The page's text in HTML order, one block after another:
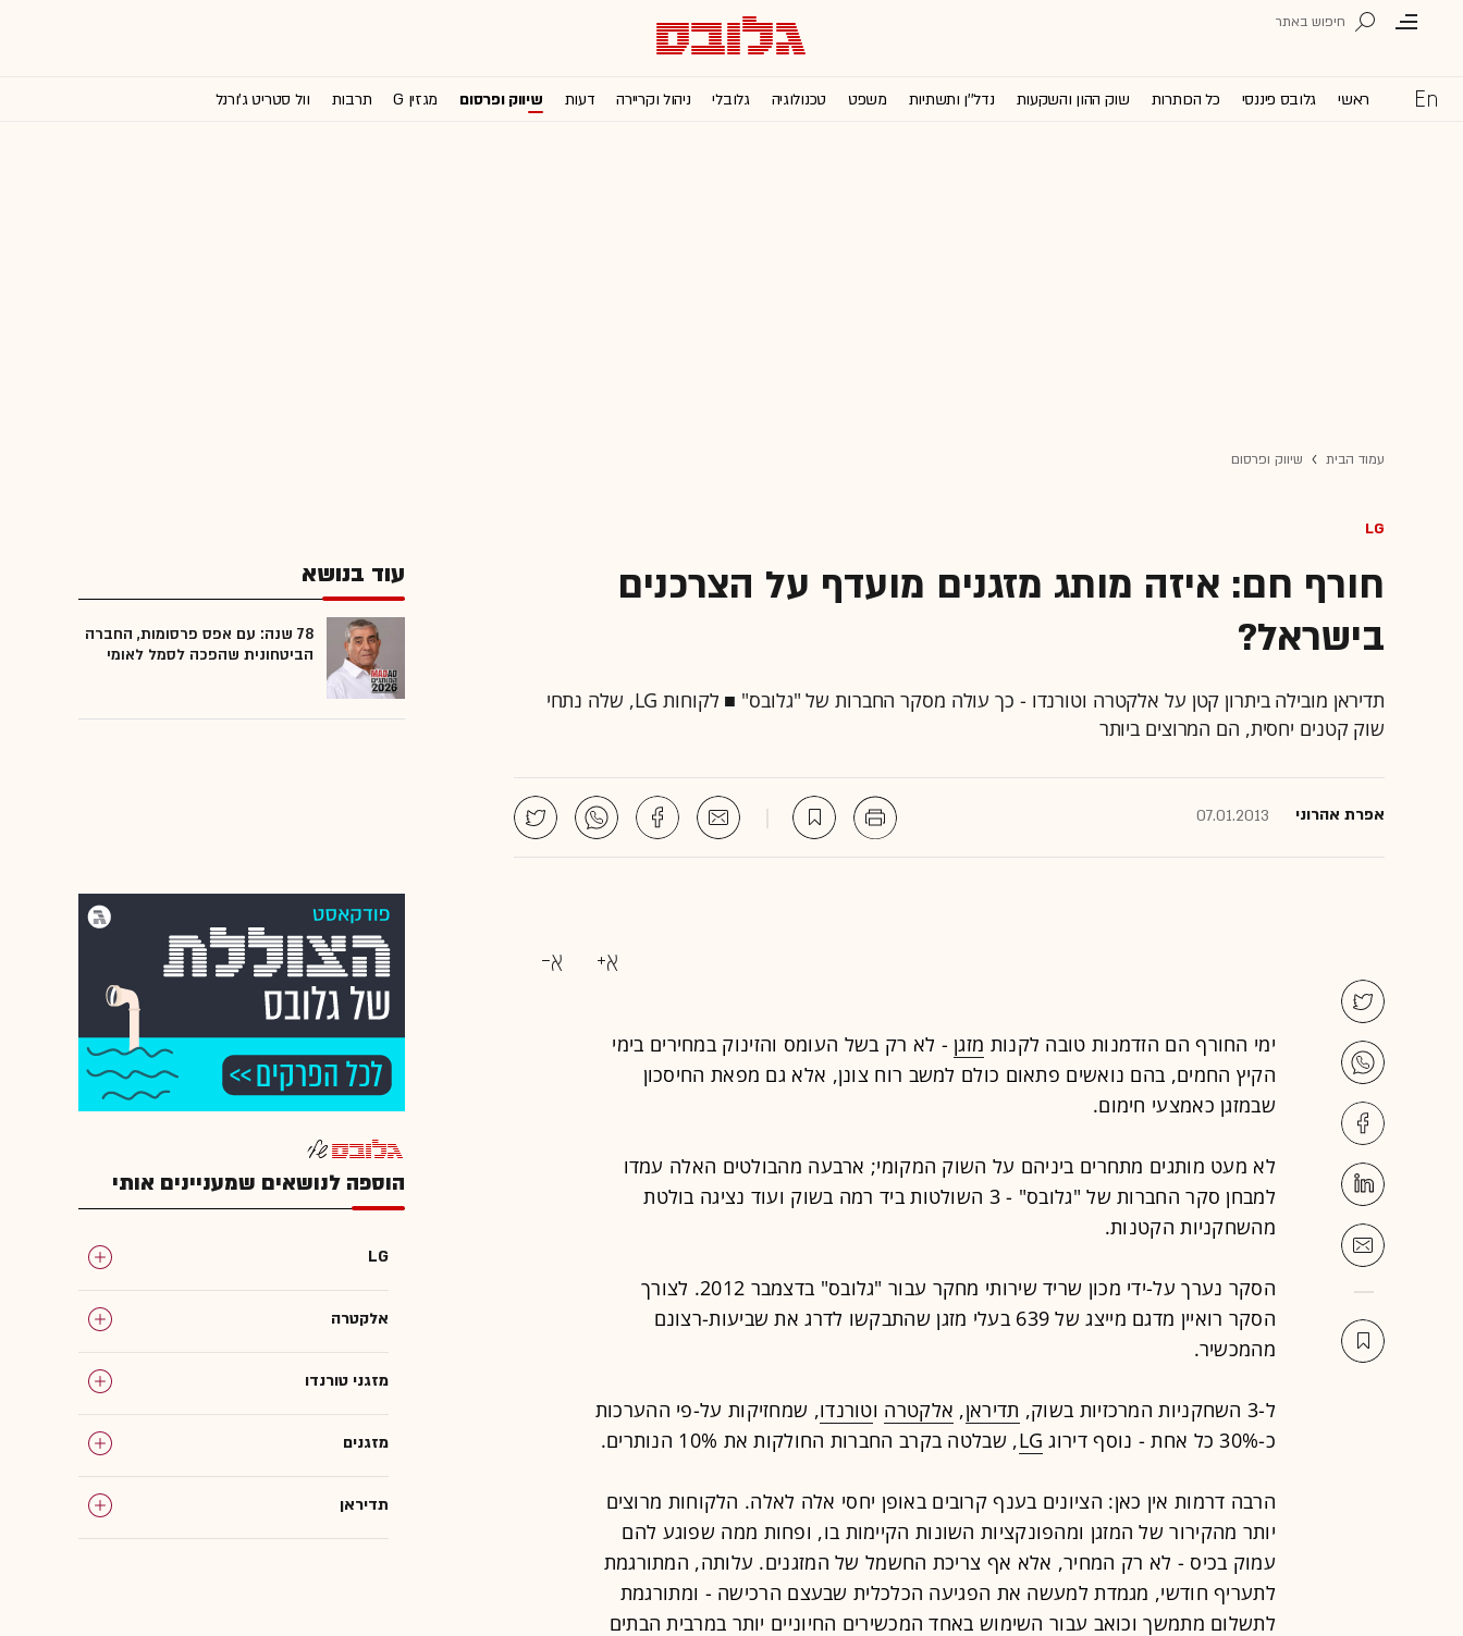
ראשי גלובס פיננסי כל הכותרות שוק ההון והשקעות נדל''ן ותשתיות משפט טכנולוגיה גלובלי ניהול וקריירה דעות שיווק ופרסום מגזין G תרבות וול סטריט ג'ורנל
עמוד הבית שיווק ופרסום
LG
חורף חם: איזה מותג מזגנים מועדף על הצרכנים
בישראל?
תדיראן מובילה ביתרון קטן על אלקטרה וטורנדו - כך עולה מסקר החברות של "גלובס" ■ לקוחות LG, שלה נתחי
שוק קטנים יחסית, הם המרוצים ביותר
אפרת אהרוני 07.01.2013
ימי החורף הם הזדמנות טובה לקנות מזגן - לא רק בשל העומס והזינוק במחירים בימי
הקיץ החמים, בהם נואשים פתאום כולם למשב רוח צונן, אלא גם מפאת החיסכון
שבמזגן כאמצעי חימום.
לא מעט מותגים מתחרים ביניהם על השוק המקומי; ארבעה מהבולטים האלה עמדו
למבחן סקר החברות
של "גלובס" - 3 השולטות ביד רמה בשוק ועוד נציגה בולטת
מהשחקניות הקטנות.
הסקר נערך על-ידי מכון שריד שירותי מחקר עבור "גלובס" בדצמבר 2012. לצורך
הסקר רואיין מדגם מייצג של 639 בעלי מזגן שהתבקשו לדרג את שביעות-רצונם
מהמכשיר.
ל-3 השחקניות המרכזיות בשוק, תדיראן, אלקטרה וטורנדו, שמחזיקות על-פי ההערכות
כ-30% כל אחת - נוסף דירוג
LG, שבלטה בקרב החברות החולקות את 10% הנותרים.
הרבה דרמות אין כאן: הציונים בענף קרובים באופן יחסי אלה לאלה. הלקוחות מרוצים
יותר מהקירור של המזגן ומהפונקציות השונות הקיימות בו, ופחות ממה שפוגע להם
עמוק בכיס - לא רק המחיר, אלא אף צריכת החשמל של המזגנים. עלותה, המתורגמת
לתעריף חודשי, מגמדת למעשה את הפגיעה הכלכלית שבעצם הרכישה - ומתורגמת
לתשלום מתמשך וכואב עבור השימוש באחד המכשירים החיוניים יותר במרבית הבתים
עוד בנושא
78 שנה: עם אפס פרסומות, החברה
הביטחונית שהפכה לסמל לאומי
הוספה לנושאים שמעניינים אותי
LG
אלקטרה
מזגני טורנדו
מזגנים
תדיראן